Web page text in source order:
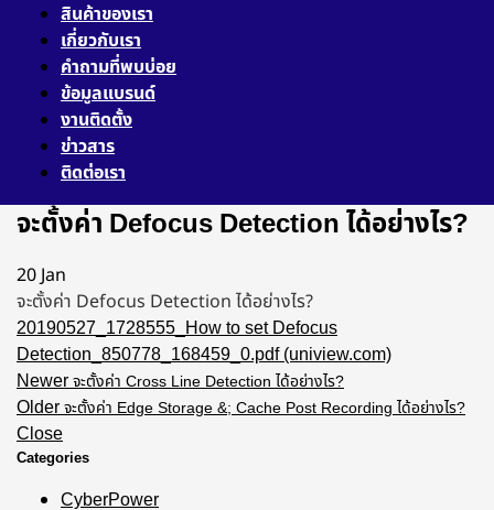
สินค้าของเรา
เกี่ยวกับเรา
คำถามที่พบบ่อย
ข้อมูลแบรนด์
งานติดตั้ง
ข่าวสาร
ติดต่อเรา
จะตั้งค่า Defocus Detection ได้อย่างไร?
20Jan
จะตั้งค่า Defocus Detection ได้อย่างไร?
20190527_1728555_How to set Defocus
Detection_850778_168459_0.pdf (uniview.com)
Newerจะตั้งค่า Cross Line Detection ได้อย่างไร?
Olderจะตั้งค่า Edge Storage &; Cache Post Recording ได้อย่างไร?
Close
Categories
CyberPower